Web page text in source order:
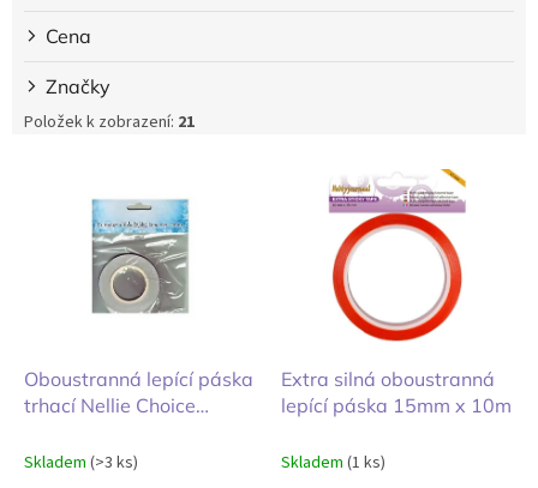
Cena
Značky
Položek k zobrazení: 21
u
Oboustranná lepící páska
trhací Nellie Choice
Skladem (>3 ks)
Extra silná oboustranná
lepící páska 15mm x 10m
Skladem (1 ks)